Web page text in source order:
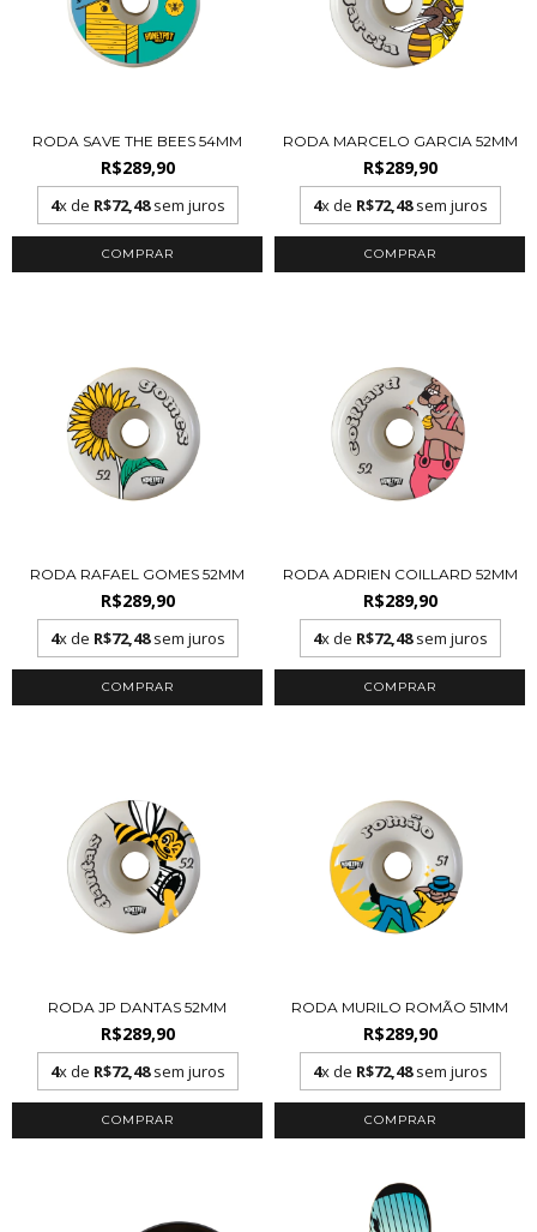
RODA SAVE THE BEES 54MM
R$289,90
4x de R$72,48sem juros
RODA MARCELO GARCIA 52MM
R$289,90
4x de R$72,48sem juros
RODA RAFAEL GOMES 52MM
R$289,90
4x de R$72,48sem juros
RODA ADRIEN COILLARD 52MM
R$289,90
4x de R$72,48sem juros
RODA JP DANTAS 52MM
R$289,90
4x de R$72,48sem juros
RODA MURILO ROMÃO 51MM
R$289,90
4x de R$72,48sem juros